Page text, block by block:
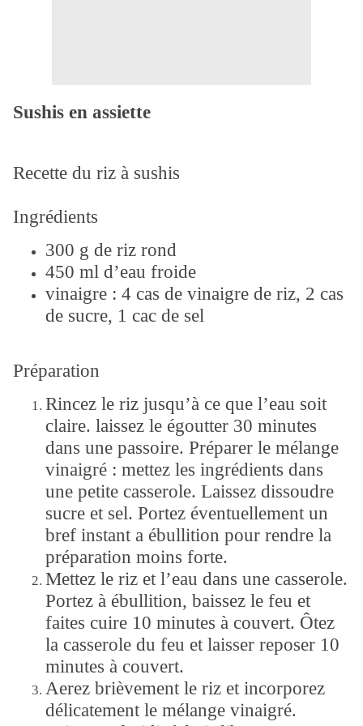
Sushis en assiette
Recette du riz à sushis
Ingrédients
300 g de riz rond
450 ml d’eau froide
vinaigre : 4 cas de vinaigre de riz, 2 cas
de sucre, 1 cac de sel
Préparation
Rincez le riz jusqu’à ce que l’eau soit
claire. laissez le égoutter 30 minutes
dans une passoire. Préparer le mélange
vinaigré : mettez les ingrédients dans
une petite casserole. Laissez dissoudre
sucre et sel. Portez éventuellement un
bref instant a ébullition pour rendre la
préparation moins forte.
Mettez le riz et l’eau dans une casserole.
Portez à ébullition, baissez le feu et
faites cuire 10 minutes à couvert. Ôtez
la casserole du feu et laisser reposer 10
minutes à couvert.
Aerez brièvement le riz et incorporez
délicatement le mélange vinaigré.